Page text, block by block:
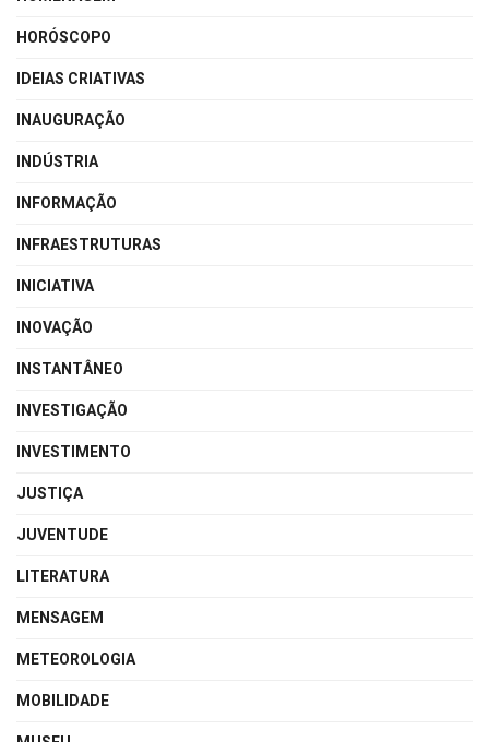
HORÓSCOPO
IDEIAS CRIATIVAS
INAUGURAÇÃO
INDÚSTRIA
INFORMAÇÃO
INFRAESTRUTURAS
INICIATIVA
INOVAÇÃO
INSTANTÂNEO
INVESTIGAÇÃO
INVESTIMENTO
JUSTIÇA
JUVENTUDE
LITERATURA
MENSAGEM
METEOROLOGIA
MOBILIDADE